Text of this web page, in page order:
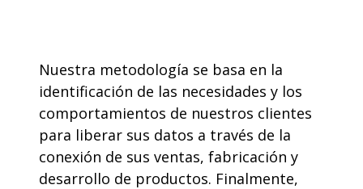
Nuestra metodología se basa en la
identificación de las necesidades y los
comportamientos de nuestros clientes
para liberar sus datos a través de la
conexión de sus ventas, fabricación y
desarrollo de productos. Finalmente,